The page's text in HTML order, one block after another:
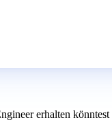
erhalten könntest